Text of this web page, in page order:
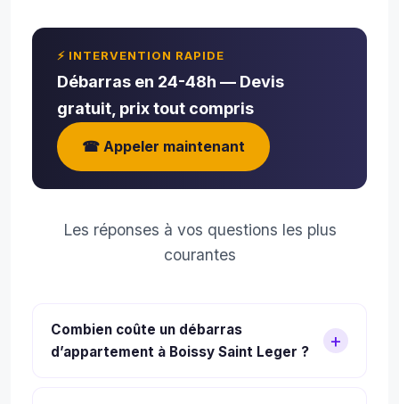
⚡ INTERVENTION RAPIDE
Débarras en 24-48h — Devis
gratuit, prix tout compris
☎ Appeler maintenant
Les réponses à vos questions les plus
courantes
Combien coûte un débarras
d’appartement à Boissy Saint Leger ?